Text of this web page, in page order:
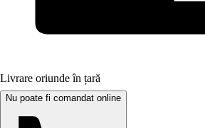
Livrare oriunde în țară
Nu poate fi comandat online